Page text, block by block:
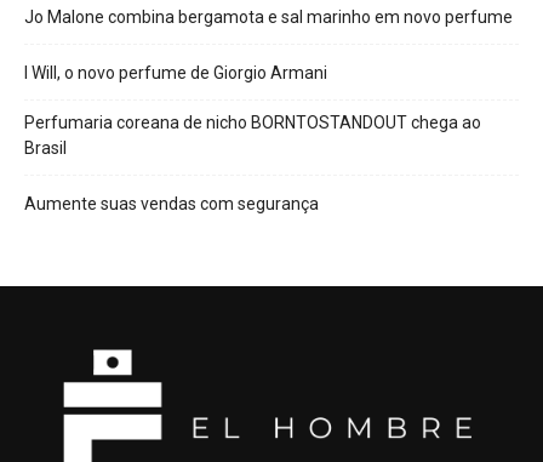
Jo Malone combina bergamota e sal marinho em novo perfume
I Will, o novo perfume de Giorgio Armani
Perfumaria coreana de nicho BORNTOSTANDOUT chega ao
Brasil
Aumente suas vendas com segurança